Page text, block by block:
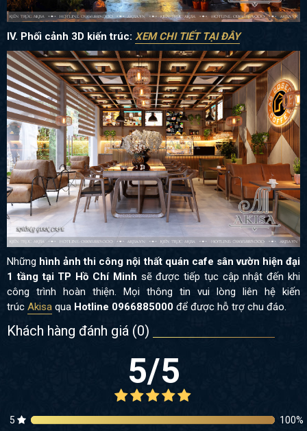
IV. Phối cảnh 3D kiến trúc: XEM CHI TIẾT TẠI ĐÂY
Những hình ảnh thi công nội thất quán cafe sân vườn hiện đại
1 tầng tại TP Hồ Chí Minh sẽ được tiếp tục cập nhật đến khi
công trình hoàn thiện. Mọi thông tin
vui lòng liên hệ kiến
trúc Akisa qua Hotline 0966885000 để được hỗ trợ chu đáo.
Khách hàng đánh giá (0)
5/5
5 100%